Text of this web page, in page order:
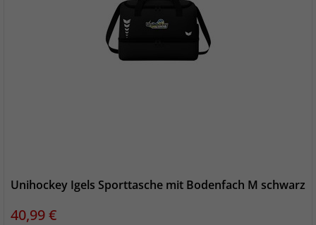
Unihockey Igels Sporttasche mit Bodenfach M schwarz
Preis
40,99 €